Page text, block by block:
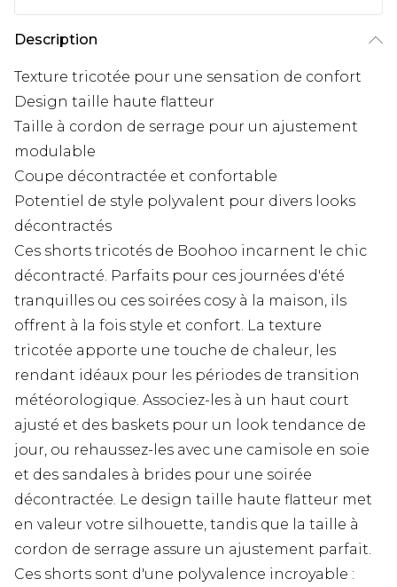
Description
Texture tricotée pour une sensation de confort
Design taille haute flatteur
Taille à cordon de serrage pour un ajustement
modulable
Coupe décontractée et confortable
Potentiel de style polyvalent pour divers looks
décontractés
Ces shorts tricotés de Boohoo incarnent le chic
décontracté. Parfaits pour ces journées d'été
tranquilles ou ces soirées cosy à la maison, ils
offrent à la fois style et confort. La texture
tricotée apporte une touche de chaleur, les
rendant idéaux pour les périodes de transition
météorologique. Associez-les à un haut court
ajusté et des baskets pour un look tendance de
jour, ou rehaussez-les avec une camisole en soie
et des sandales à brides pour une soirée
décontractée. Le design taille haute flatteur met
en valeur votre silhouette, tandis que la taille à
cordon de serrage assure un ajustement parfait.
Ces shorts sont d'une polyvalence incroyable :